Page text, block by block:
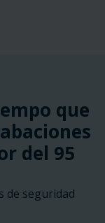
que
del 95
de seguridad